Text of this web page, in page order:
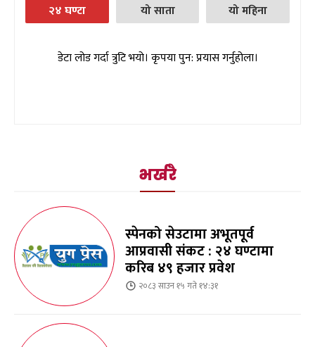
२४ घण्टा यो साता यो महिना
डेटा लोड गर्दा त्रुटि भयो। कृपया पुन: प्रयास गर्नुहोला।
भर्खरै
स्पेनको सेउटामा अभूतपूर्व
आप्रवासी संकट : २४ घण्टामा
करिब ४९ हजार प्रवेश
२०८३ साउन १५ गते १४:३१